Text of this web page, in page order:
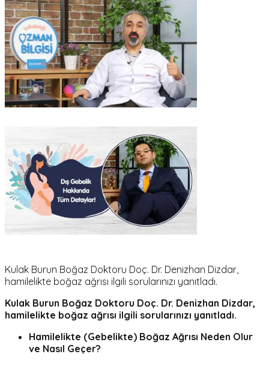
Kulak Burun Boğaz Doktoru Doç. Dr. Denizhan Dizdar,
hamilelikte boğaz ağrısı ilgili sorularınızı yanıtladı.
Kulak Burun Boğaz Doktoru Doç. Dr. Denizhan Dizdar,
hamilelikte boğaz ağrısı ilgili sorularınızı yanıtladı.
Hamilelikte (Gebelikte) Boğaz Ağrısı Neden Olur
ve Nasıl Geçer?